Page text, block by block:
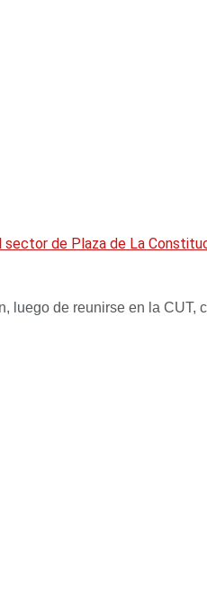
de Plaza de La
luego de reunirse en la CUT,